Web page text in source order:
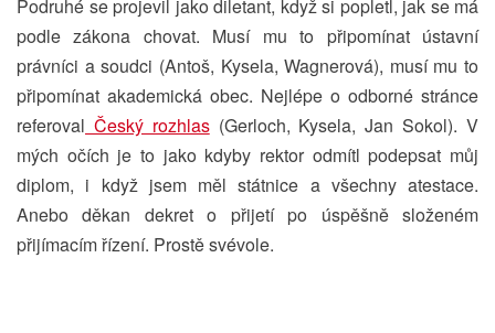
Podruhé se projevil jako diletant, když si popletl, jak se má
podle zákona chovat. Musí mu to připomínat ústavní
právníci a soudci (Antoš, Kysela, Wagnerová), musí mu to
připomínat akademická obec. Nejlépe o odborné stránce
referoval Český rozhlas(Gerloch, Kysela, Jan Sokol). V
mých očích je to jako kdyby rektor odmítl podepsat můj
diplom, i když jsem měl státnice a všechny atestace.
Anebo děkan dekret o přijetí po úspěšně složeném
přijímacím řízení. Prostě svévole.